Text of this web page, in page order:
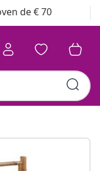
de € 70